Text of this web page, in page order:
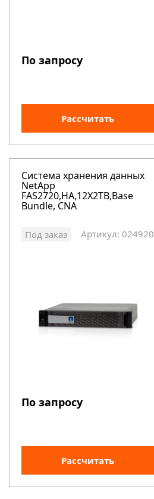
По запросу
Рассчитать
Система хранения данных
NetApp
FAS2720,HA,12X2TB,Base
Bundle, CNA
Под заказ Артикул: 024920
По запросу
Рассчитать